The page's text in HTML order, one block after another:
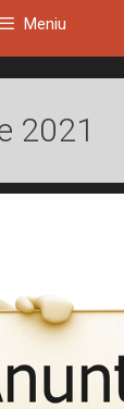
Meniu
2021